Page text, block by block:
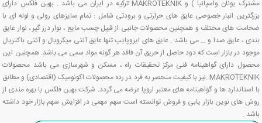
مشترک یونان واسپانیا ) و MAKROTEKNIK ترکیه در ایران می باشد . بهین فلکس دارای
بزرگترین انبار خصوصی عایق های حرارتی و برودتی شامل : تمام سایزهای رولی و لوله ای با
ضخامت های مختلف و همچنین محصولات جانبی از قبیل چسب مایع ، نوار درز گیر ، نوار عایق
بندی ، عایق صدا و … می باشد . عایق های ایزوپایپ تنها عایق آنتی میکروبال و آنتی باکتریال
موجود در بازار است که دود حاصل از حریق آن فاقد هر گونه مواد سمی می باشد. همچنین این
محصول دارای گواهینامه فنی مرکز تحقیقات راه ، مسکن و شهرسازی می باشد محصولات
MAKROTEKNIK .نیز با کیفیت منحصر به فرد در رده محصولات اکونومیک (اقتصادی) و مطابق
با استاندارد ها و گواهینامه های معتبر اروپا عرضه می گردد. شرکت بهین فلکس با بهره مندی از
روش های نوین بازار یابی و فروش توانسته است سهم مهمی در افزایش سهم بازار خود داشته
باشد .